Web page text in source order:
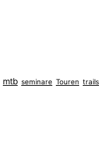
mtb seminare Touren trails